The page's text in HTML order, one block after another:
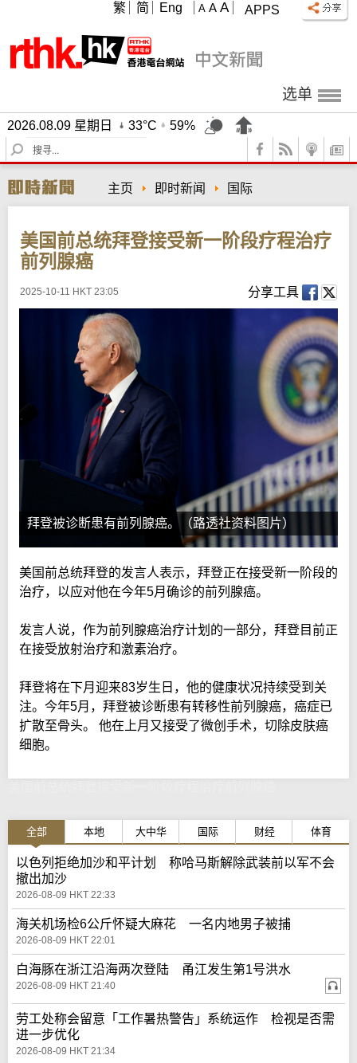
APPS
A A A
繁 简 Eng
选单
2026.08.09 星期日 33°C
59%
S
e
r
c
主页 即时新闻 国际
美国前总统拜登接受新一阶段疗程治疗
前列腺癌
2025-10-11 HKT 23:05 分享工具
拜登被诊断患有前列腺癌。（路透社资料图片）
美国前总统拜登的发言人表示，拜登正在接受新一阶段的
治疗，以应对他在今年5月确诊的前列腺癌。
发言人说，作为前列腺癌治疗计划的一部分，拜登目前正
在接受放射治疗和激素治疗。
拜登将在下月迎来83岁生日，他的健康状况持续受到关
注。今年5月，拜登被诊断患有转移性前列腺癌，癌症已
扩散至骨头。 他在上月又接受了微创手术，切除皮肤癌
细胞。
全部 本地 大中华 国际 财经 体育
以色列拒绝加沙和平计划 称哈马斯解除武装前以军不会
撤出加沙
2026-08-09 HKT 22:33
海关机场检6公斤怀疑大麻花 一名内地男子被捕
2026-08-09 HKT 22:01
白海豚在浙江沿海两次登陆 甬江发生第1号洪水
2026-08-09 HKT 21:40
劳工处称会留意「工作暑热警告」系统运作 检视是否需
进一步优化
2026-08-09 HKT 21:34